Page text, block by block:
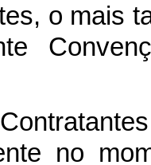
o mais
no